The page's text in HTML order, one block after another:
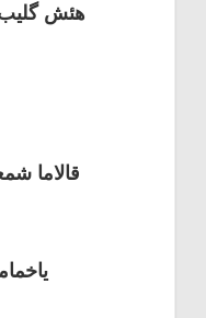
هئش گلیب
قالاما